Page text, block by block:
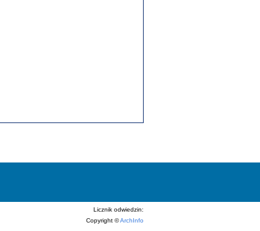
Licznik odwiedzin:
Copyright ©ArchInfo